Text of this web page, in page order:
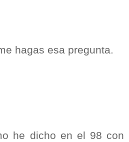
hagas esa pregunta.
he dicho en el 98 con